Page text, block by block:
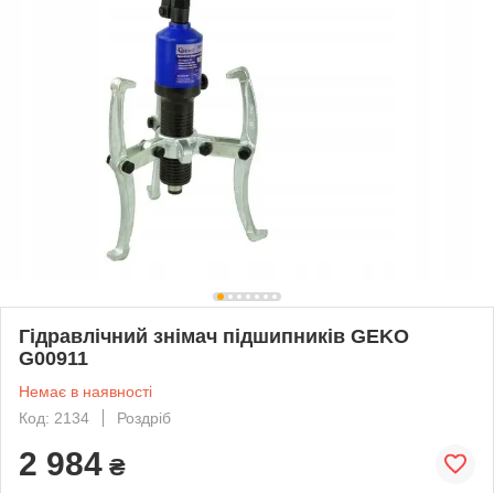
Гідравлічний знімач підшипників GEKO
G00911
Немає в наявності
Код: 2134
Роздріб
2 984 ₴